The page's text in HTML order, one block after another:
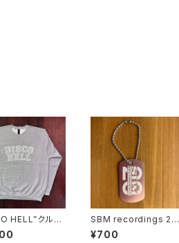
HELL”クルー
ウェットシャツ
SBM recordings 20t
h ANNIV DOGTAG
¥700